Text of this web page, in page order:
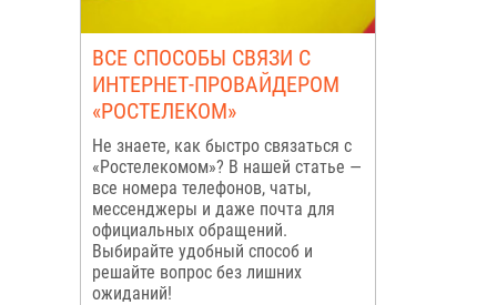
ВСЕ СПОСОБЫ СВЯЗИ С
ИНТЕРНЕТ-ПРОВАЙДЕРОМ
«РОСТЕЛЕКОМ»
Не знаете, как быстро связаться с
«Ростелекомом»? В нашей статье —
все номера телефонов, чаты,
мессенджеры и даже почта для
официальных обращений.
Выбирайте удобный способ и
решайте вопрос без лишних
ожиданий!